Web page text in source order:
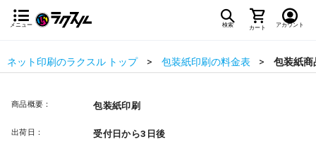
メニュー 検索 カート アカウント
ネット印刷のラクスル トップ 包装紙印刷の料金表 包装紙商
商品概要： 包装紙印刷
出荷日： 受付日から3日後